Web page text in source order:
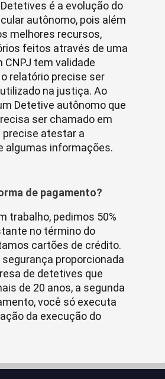
é a evolução do
autônomo, pois além
melhores recursos,
feitos através de uma
CNPJ tem validade
relatório precise ser
na justiça. Ao
Detetive autônomo que
ser chamado em
precise atestar a
algumas informações.
de pagamento?
trabalho, pedimos 50%
no término do
cartões de crédito.
proporcionada
de detetives que
de 20 anos, a segunda
você só executa
da execução do